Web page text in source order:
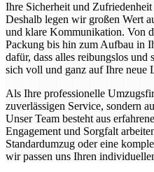
Ihre Sicherheit und
Deshalb legen wir großen Wert
und klare Kommunikation. Von
Packung bis hin zum Aufbau in
dafür, dass alles reibungslos
sich voll und ganz auf Ihre neue
Als Ihre professionelle
zuverlässigen Service, sondern
Unser Team besteht aus
Engagement und Sorgfalt
Standardumzug oder eine
wir passen uns Ihren